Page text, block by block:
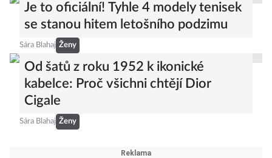
Je to oficiální! Tyhle 4 modely tenisek
se stanou hitem letošního podzimu
Sára Blahaj Ženy
Od šatů z roku 1952 k ikonické
kabelce: Proč všichni chtějí Dior
Cigale
Sára Blahaj Ženy